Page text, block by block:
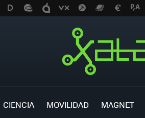
CIENCIA MOVILIDAD MAGNET